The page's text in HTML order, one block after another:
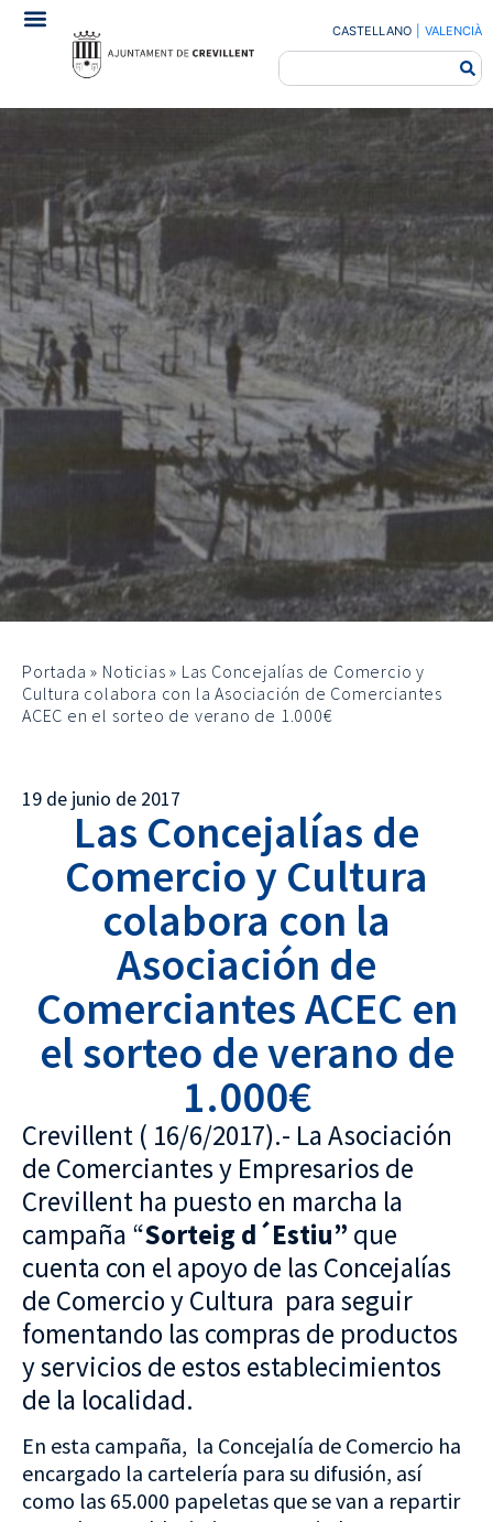
CASTELLANO VALENCIÀ
Portada » Noticias » Las Concejalías de Comercio y
Cultura colabora con la Asociación de Comerciantes
ACEC en el sorteo de verano de 1.000€
19 de junio de 2017
Las Concejalías de
Comercio y Cultura
colabora con la
Asociación de
Comerciantes ACEC en
el sorteo de verano de
1.000€
Crevillent ( 16/6/2017).- La Asociación
de Comerciantes y Empresarios de
Crevillent ha puesto en marcha la
campaña “Sorteig d´Estiu” que
cuenta con el apoyo de las Concejalías
de Comercio y Cultura para seguir
fomentando las compras de productos
y servicios de estos establecimientos
de la localidad.
En esta campaña, la Concejalía de Comercio ha
encargado la cartelería para su difusión, así
como las 65.000 papeletas que se van a repartir